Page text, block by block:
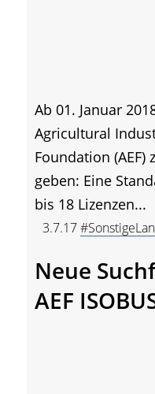
Ab 01. Januar
Agricultural
Foundation (AEF)
geben: Eine
bis 18 Lizenzen...
3.7.17
Neue
AEF